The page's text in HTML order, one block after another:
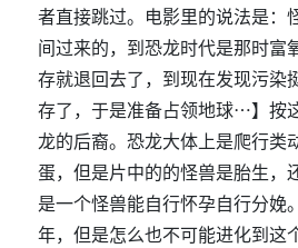
者直接跳过。电影里的说法是：
间过来的，到恐龙时代是那时富
存就退回去了，到现在发现污染
存了，于是准备占领地球…】按
龙的后裔。恐龙大体上是爬行类
蛋，但是片中的的怪兽是胎生，
是一个怪兽能自行怀孕自行分娩
年，但是怎么也不可能进化到这